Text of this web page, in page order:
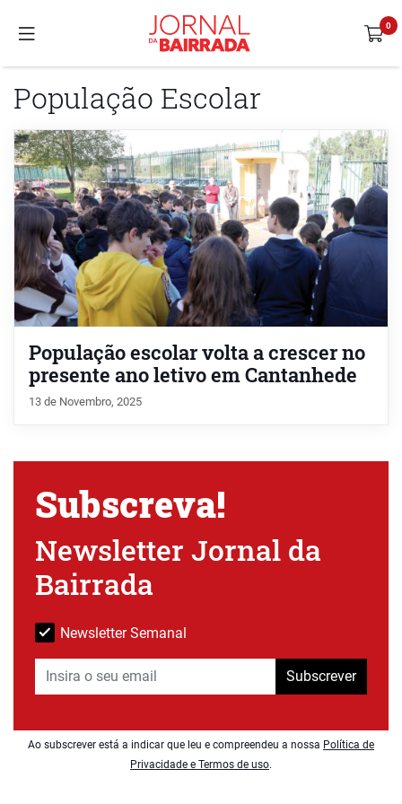
População Escolar
População escolar volta a crescer no
presente ano letivo em Cantanhede
13 de Novembro, 2025
Subscreva!
Newsletter Jornal da
Bairrada
Newsletter Semanal
Subscrever
Ao subscrever está a indicar que leu e compreendeu a nossa Política de
Privacidade e Termos de uso.